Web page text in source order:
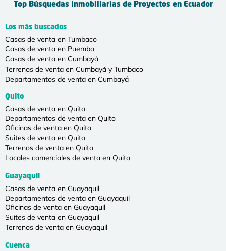
Top Búsquedas Inmobiliarias de Proyectos en Ecuador
Los más buscados
Casas de venta en Tumbaco
Casas de venta en Puembo
Casas de venta en Cumbayá
Terrenos de venta en Cumbayá y Tumbaco
Departamentos de venta en Cumbayá
Quito
Casas de venta en Quito
Departamentos de venta en Quito
Oficinas de venta en Quito
Suites de venta en Quito
Terrenos de venta en Quito
Locales comerciales de venta en Quito
Guayaquil
Casas de venta en Guayaquil
Departamentos de venta en Guayaquil
Oficinas de venta en Guayaquil
Suites de venta en Guayaquil
Terrenos de venta en Guayaquil
Cuenca